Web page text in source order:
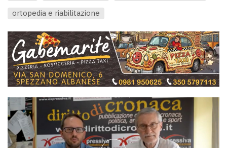
ortopedia e riabilitazione